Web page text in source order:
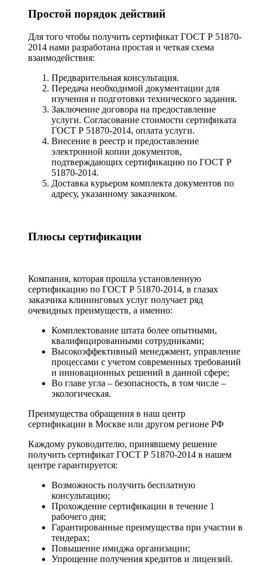
Простой порядок действий
Для того чтобы получить сертификат ГОСТ Р 51870-
2014 нами разработана простая и четкая схема
взаимодействия:
Предварительная консультация.
Передача необходимой документации для
изучения и подготовки технического задания.
Заключение договора на предоставление
услуги. Согласование стоимости сертификата
ГОСТ Р 51870-2014, оплата услуги.
Внесение в реестр и предоставление
электронной копии документов,
подтверждающих сертификацию по ГОСТ Р
51870-2014.
Доставка курьером комплекта документов по
адресу, указанному заказчиком.
Плюсы сертификации
Компания, которая прошла установленную
сертификацию по ГОСТ Р 51870-2014, в глазах
заказчика клининговых услуг получает ряд
очевидных преимуществ, а именно:
Комплектование штата более опытными,
квалифицированными сотрудниками;
Высокоэффективный менеджмент, управление
процессами с учетом современных требований
и инновационных решений в данной сфере;
Во главе угла – безопасность, в том числе –
экологическая.
Преимущества обращения в наш центр
сертификации в Москве или другом регионе РФ
Каждому руководителю, принявшему решение
получить сертификат ГОСТ Р 51870-2014 в нашем
центре гарантируется:
Возможность получить бесплатную
консультацию;
Прохождение сертификации в течение 1
рабочего дня;
Гарантированные преимущества при участии в
тендерах;
Повышение имиджа организации;
Упрощение получения кредитов и лицензий.